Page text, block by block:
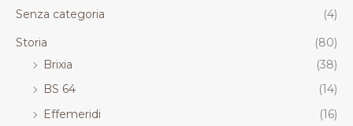
Senza categoria
(4)
Storia
(80)
Brixia
(38)
BS 64
(14)
Effemeridi
(16)